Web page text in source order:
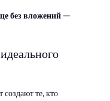
без вложений—
те, кто